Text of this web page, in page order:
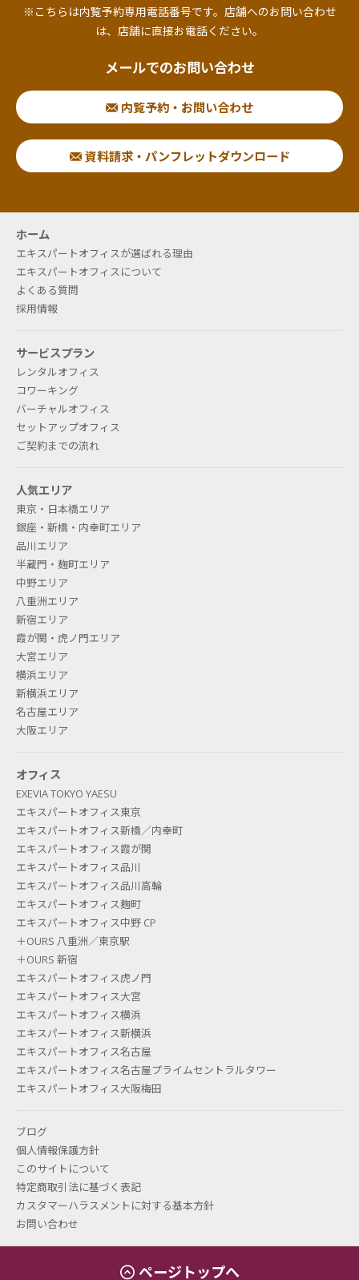
※こちらは内覧予約専用電話番号です。店舗へのお問い合わせ
は、店舗に直接お電話ください。
メールでのお問い合わせ
内覧予約・お問い合わせ
資料請求・パンフレットダウンロード
ホーム
エキスパートオフィスが選ばれる理由
エキスパートオフィスについて
よくある質問
採用情報
サービスプラン
レンタルオフィス
コワーキング
バーチャルオフィス
セットアップオフィス
ご契約までの流れ
人気エリア
東京・日本橋エリア
銀座・新橋・内幸町エリア
品川エリア
半蔵門・麹町エリア
中野エリア
八重洲エリア
新宿エリア
霞が関・虎ノ門エリア
大宮エリア
横浜エリア
新横浜エリア
名古屋エリア
大阪エリア
オフィス
EXEVIA TOKYO YAESU
エキスパートオフィス東京
エキスパートオフィス新橋／内幸町
エキスパートオフィス霞が関
エキスパートオフィス品川
エキスパートオフィス品川高輪
エキスパートオフィス麹町
エキスパートオフィス中野 CP
＋OURS 八重洲／東京駅
＋OURS 新宿
エキスパートオフィス虎ノ門
エキスパートオフィス大宮
エキスパートオフィス横浜
エキスパートオフィス新横浜
エキスパートオフィス名古屋
エキスパートオフィス名古屋プライムセントラルタワー
エキスパートオフィス大阪梅田
ブログ
個人情報保護方針
このサイトについて
特定商取引法に基づく表記
カスタマーハラスメントに対する基本方針
お問い合わせ
ページトップへ